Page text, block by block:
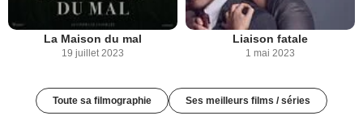
La Maison du mal
19 juillet 2023
Liaison fatale
1 mai 2023
Toute sa filmographie Ses meilleurs films / séries